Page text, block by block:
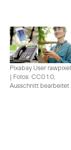
Pixabay User rawpixel
| Fotos: CC0 1.0,
Ausschnitt bearbeitet